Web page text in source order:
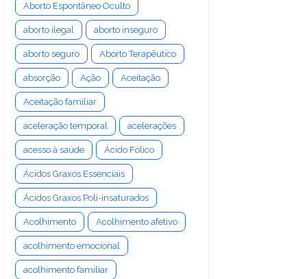
Aborto Espontâneo Oculto
aborto ilegal aborto inseguro
aborto seguro Aborto Terapêutico
absorção Ação Aceitação
Aceitação familiar
aceleração temporal acelerações
acesso à saúde Ácido Fólico
Ácidos Graxos Essenciais
Ácidos Graxos Poli-insaturados
Acolhimento Acolhimento afetivo
acolhimento emocional
acolhimento familiar